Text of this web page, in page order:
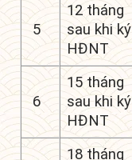
5
12 tháng
sau khi ký
HĐNT
6
15 tháng
sau khi ký
HĐNT
18 tháng